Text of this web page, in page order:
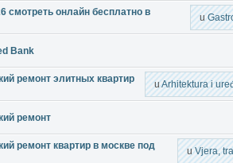
смотреть онлайн бесплатно в
u
Bank
ремонт элитных квартир
uArhitektura i
ремонт
ремонт квартир в москве под
uVjera,